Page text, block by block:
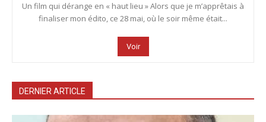
Un film qui dérange en « haut lieu » Alors que je m’apprêtais à
finaliser mon édito, ce 28 mai, où le soir même était...
Voir
DERNIER ARTICLE